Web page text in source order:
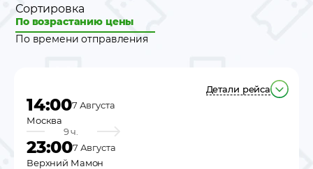
Сортировка
По возрастанию цены
По времени отправления
Детали рейса
14:007 Августа
Москва
9 ч.
23:007 Августа
Верхний Мамон